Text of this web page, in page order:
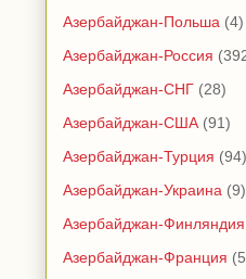
Азербайджан-Польша (4)
Азербайджан-Россия
Азербайджан-СНГ (28)
Азербайджан-США (91)
Азербайджан-Турция (94)
Азербайджан-Украина (9)
Азербайджан-Финляндия
Азербайджан-Франция